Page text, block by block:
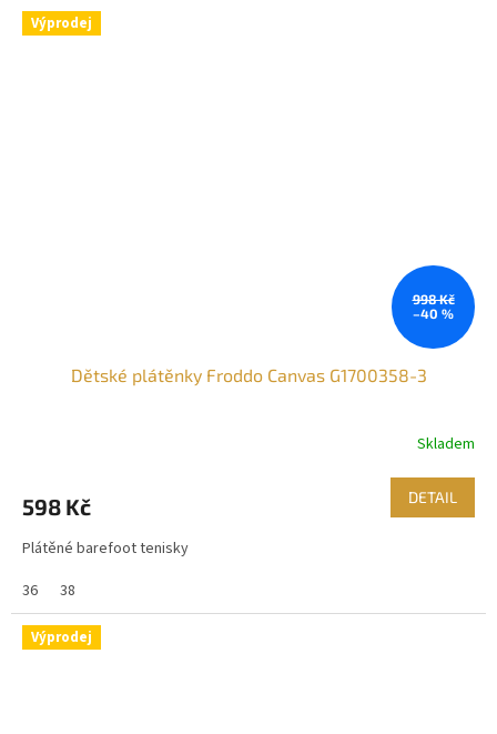
Výprodej
998 Kč
–40 %
Dětské plátěnky Froddo Canvas G1700358-3
Skladem
598 Kč DETAIL
Plátěné barefoot tenisky
36
38
Výprodej